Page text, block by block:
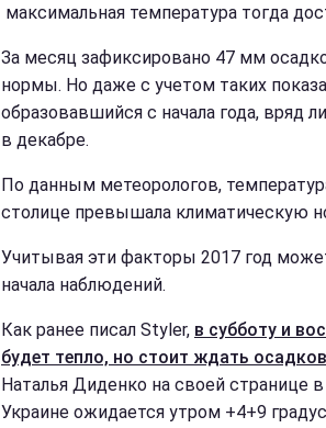
максимальная температура тогда
За месяц зафиксировано 47 мм
нормы. Но даже с учетом таких
образовавшийся с начала года, вряд
в декабре.
По данным метеорологов,
столице превышала климатическую
Учитывая эти факторы 2017 год
начала наблюдений.
Как ранее писал Styler, в субботу и
будет тепло, но стоит ждать
Наталья Диденко на своей странице
Украине ожидается утром +4+9